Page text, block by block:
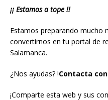
¡¡ Estamos a tope !!
Estamos preparando mucho
convertirnos en tu portal de
Salamanca.
¿Nos ayudas? !Contacta
¡Comparte esta web y sus